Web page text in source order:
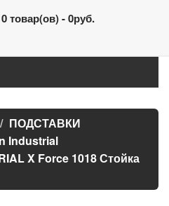
0товар(ов) -0руб.
ПОДСТАВКИ
Industrial
X Force 1018 Стойка